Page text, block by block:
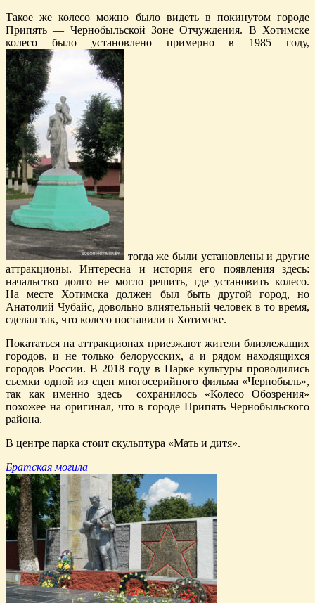
Такое же колесо можно было видеть в покинутом городе
Припять — Чернобыльской Зоне Отчуждения. В Хотимске
колесо было установлено примерно в 1985 году,
тогда же были установлены и другие
аттракционы. Интересна и история его появления здесь:
начальство долго не могло решить, где установить колесо.
На месте Хотимска должен был быть другой город, но
Анатолий Чубайс, довольно влиятельный человек в то время,
сделал так, что колесо поставили в Хотимске.
Покататься на аттракционах приезжают жители близлежащих
городов, и не только белорусских, а и рядом находящихся
городов России. В 2018 году в Парке культуры проводились
съемки одной из сцен многосерийного фильма «Чернобыль»,
так как именно здесь сохранилось «Колесо Обозрения»
похожее на оригинал, что в городе Припять Чернобыльского
района.
В центре парка стоит скульптура «Мать и дитя».
Братская могила